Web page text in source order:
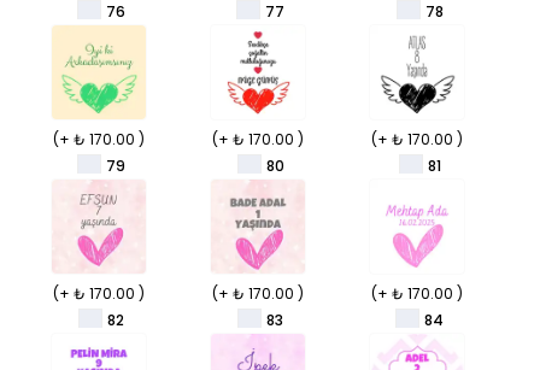
76
77
78
(+ ₺ 170.00 )
79
(+ ₺ 170.00 )
80
(+ ₺ 170.00 )
81
(+ ₺ 170.00 )
82
(+ ₺ 170.00 )
83
(+ ₺ 170.00 )
84